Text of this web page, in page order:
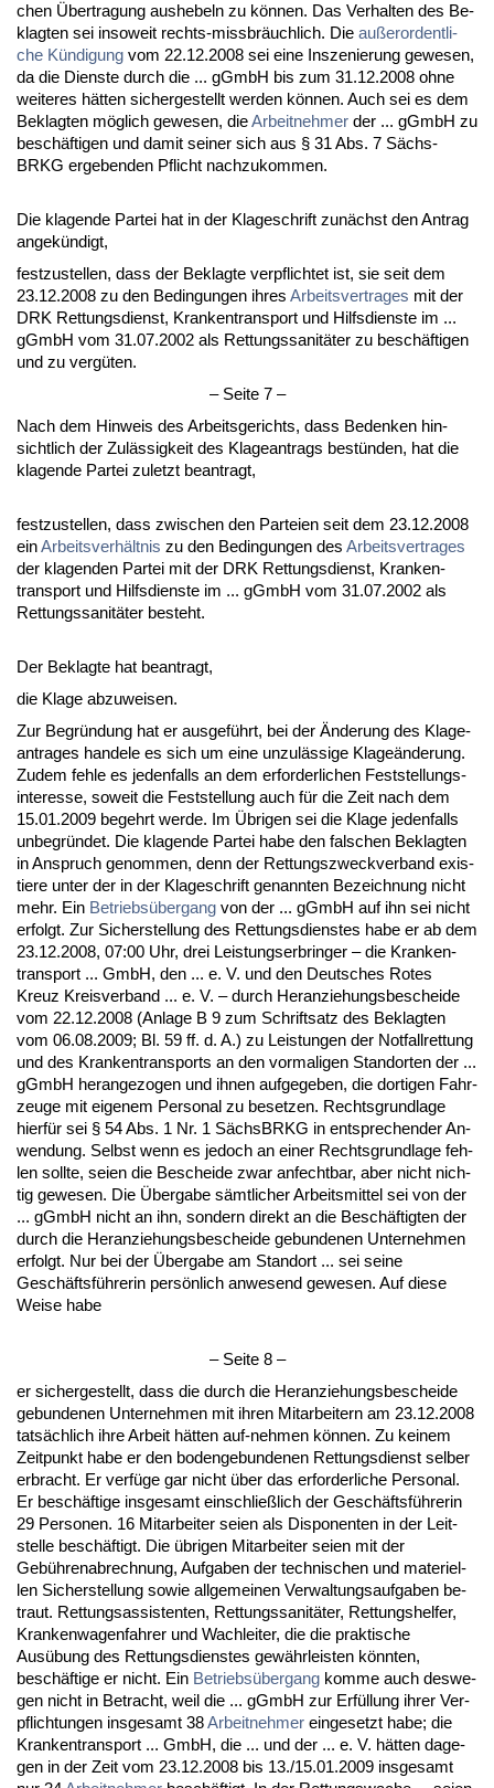
chen Über­tra­gung aus­he­beln zu können. Das Ver­hal­ten des Be­
klag­ten sei in­so­weit rechts-miss­bräuch­lich. Die außer­or­dent­li­
che Kündi­gung vom 22.12.2008 sei ei­ne Ins­ze­nie­rung ge­we­sen,
da die Diens­te durch die ... gGmbH bis zum 31.12.2008 oh­ne
wei­te­res hätten si­cher­ge­stellt wer­den können. Auch sei es dem
Be­klag­ten möglich ge­we­sen, dieAr­beit­neh­mer der ... gGmbH zu
beschäfti­gen und da­mit sei­ner sich aus § 31 Abs. 7 Sächs­
BRKG er­ge­ben­den Pflicht nach­zu­kom­men.
Die kla­gen­de Par­tei hat in der Kla­ge­schrift zunächst den An­trag
an­gekündigt,
fest­zu­stel­len, dass der Be­klag­te ver­pflich­tet ist, sie seit dem
23.12.2008 zu den Be­din­gun­gen ih­res Ar­beits­ver­tra­ges mit der
DRK Ret­tungs­dienst, Kran­ken­trans­port und Hilfs­diens­te im ...
gGmbH vom 31.07.2002 als Ret­tungs­sa­nitäter zu beschäfti­gen
und zu vergüten.
– Sei­te 7 –
Nach dem Hin­weis des Ar­beits­ge­richts, dass Be­den­ken hin­
sicht­lich der Zulässig­keit des Kla­ge­an­trags bestünden, hat die
kla­gen­de Par­tei zu­letzt be­an­tragt,
fest­zu­stel­len, dass zwi­schen den Par­tei­en seit dem 23.12.2008
einAr­beits­verhält­nis zu den Be­din­gun­gen des Ar­beits­ver­tra­ges
der kla­gen­den Par­tei mit der DRK Ret­tungs­dienst, Kran­ken­
trans­port und Hilfs­diens­te im ... gGmbH vom 31.07.2002 als
Ret­tungs­sa­nitäter be­steht.
Der Be­klag­te hat be­an­tragt,
die Kla­ge ab­zu­wei­sen.
Zur Be­gründung hat er aus­geführt, bei der Ände­rung des Kla­ge­
an­tra­ges han­de­le es sich um ei­ne un­zulässi­ge Kla­geände­rung.
Zu­dem feh­le es je­den­falls an dem er­for­der­li­chen Fest­stel­lungs­
in­ter­es­se, so­weit die Fest­stel­lung auch für die Zeit nach dem
15.01.2009 be­gehrt wer­de. Im Übri­gen sei die Kla­ge je­den­falls
un­be­gründet. Die kla­gen­de Par­tei ha­be den fal­schen Be­klag­ten
in An­spruch ge­nom­men, denn der Ret­tungs­zweck­ver­band exis­
tie­re un­ter der in der Kla­ge­schrift ge­nann­ten Be­zeich­nung nicht
mehr. Ein Be­triebsüber­gang von der ... gGmbH auf ihn sei nicht
er­folgt. Zur Si­cher­stel­lung des Ret­tungs­diens­tes ha­be er ab dem
23.12.2008, 07:00 Uhr, drei Leis­tungs­er­brin­ger – die Kran­ken­
trans­port ... GmbH, den ... e. V. und den Deut­sches Ro­tes
Kreuz Kreis­ver­band ... e. V. – durch Her­an­zie­hungs­be­schei­de
vom 22.12.2008 (An­la­ge B 9 zum Schrift­satz des Be­klag­ten
vom 06.08.2009; Bl. 59 ff. d. A.) zu Leis­tun­gen der Not­fall­ret­tung
und des Kran­ken­trans­ports an den vor­ma­li­gen Stand­or­ten der ...
gGmbH her­an­ge­zo­gen und ih­nen auf­ge­ge­ben, die dor­ti­gen Fahr­
zeu­ge mit ei­ge­nem Per­so­nal zu be­set­zen. Rechts­grund­la­ge
hierfür sei § 54 Abs. 1 Nr. 1 Sächs­BRKG in ent­spre­chen­der An­
wen­dung. Selbst wenn es je­doch an ei­ner Rechts­grund­la­ge feh­
len soll­te, sei­en die Be­schei­de zwar an­fecht­bar, aber nicht nich­
tig ge­we­sen. Die Überg­a­be sämt­li­cher Ar­beits­mit­tel sei von der
... gGmbH nicht an ihn, son­dern di­rekt an die Beschäftig­ten der
durch die Her­an­zie­hungs­be­schei­de ge­bun­de­nen Un­ter­neh­men
er­folgt. Nur bei der Überg­a­be am Stand­ort ... sei sei­ne
Geschäftsführe­rin persönlich an­we­send ge­we­sen. Auf die­se
Wei­se ha­be
– Sei­te 8 –
er si­cher­ge­stellt, dass die durch die Her­an­zie­hungs­be­schei­de
ge­bun­de­nen Un­ter­neh­men mit ih­ren Mit­ar­bei­tern am 23.12.2008
tatsächlich ih­re Ar­beit hätten auf-neh­men können. Zu kei­nem
Zeit­punkt ha­be er den bo­den­ge­bun­de­nen Ret­tungs­dienst sel­ber
er­bracht. Er verfüge gar nicht über das er­for­der­li­che Per­so­nal.
Er beschäfti­ge ins­ge­samt ein­sch­ließlich der Geschäftsführe­rin
29 Per­so­nen. 16 Mit­ar­bei­ter sei­en als Dis­po­nen­ten in der Leit­
stel­le beschäftigt. Die übri­gen Mit­ar­bei­ter sei­en mit der
Gebühren­ab­rech­nung, Auf­ga­ben der tech­ni­schen und ma­te­ri­el­
len Si­cher­stel­lung so­wie all­ge­mei­nen Ver­wal­tungs­auf­ga­ben be­
traut. Ret­tungs­as­sis­ten­ten, Ret­tungs­sa­nitäter, Ret­tungs­hel­fer,
Kran­ken­wa­gen­fah­rer und Wach­lei­ter, die die prak­ti­sche
Ausübung des Ret­tungs­diens­tes gewähr­leis­ten könn­ten,
beschäfti­ge er nicht. Ein Be­triebsüber­gang kom­me auch des­we­
gen nicht in Be­tracht, weil die ... gGmbH zur Erfüllung ih­rer Ver­
pflich­tun­gen ins­ge­samt 38Ar­beit­neh­mer ein­ge­setzt ha­be; die
Kran­ken­trans­port ... GmbH, die ... und der ... e. V. hätten da­ge­
gen in der Zeit vom 23.12.2008 bis 13./15.01.2009 ins­ge­samt